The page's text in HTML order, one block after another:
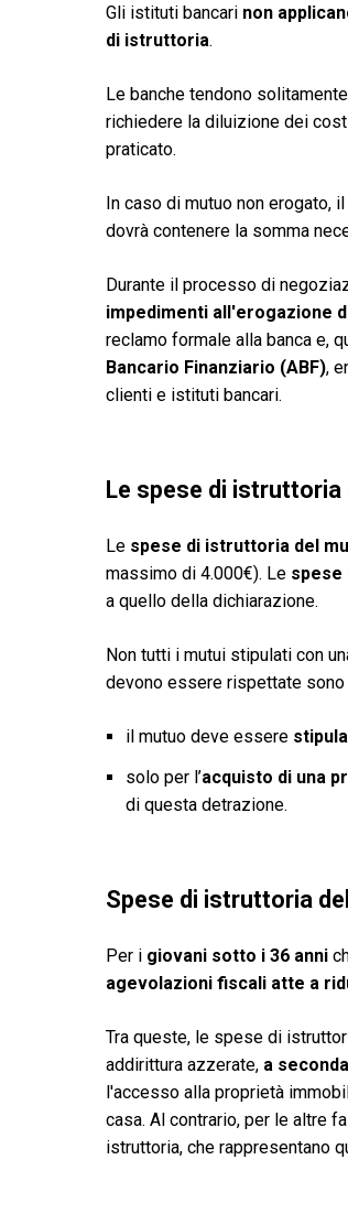
Gli istituti bancari non
di istruttoria.
Le banche tendono
richiedere la diluizione dei
praticato.
In caso di mutuo non erogato, il
dovrà contenere la somma
Durante il processo di
impedimenti all'erogazione
reclamo formale alla banca e,
Bancario Finanziario (ABF),
clienti e istituti bancari.
Le spese di
Le spese di istruttoria del
massimo di 4.000€). Le spese
a quello della dichiarazione.
Non tutti i mutui stipulati con
devono essere rispettate sono
il mutuo deve essere
solo per l’acquisto di una
di questa detrazione.
Spese di istruttoria
Per i giovani sotto i 36 anni
agevolazioni fiscali atte a
Tra queste, le spese di
addirittura azzerate, a
l'accesso alla proprietà
casa. Al contrario, per le altre
istruttoria, che rappresentano